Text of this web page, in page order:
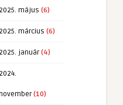
2025. május (6)
2025. március (6)
2025. január(4)
2024.
(10)